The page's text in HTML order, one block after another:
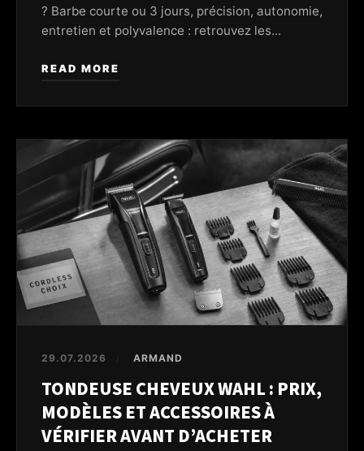
? Barbe courte ou 3 jours, précision, autonomie,
entretien et polyvalence : retrouvez les...
READ MORE
29.07.2026 ARMAND
TONDEUSE CHEVEUX WAHL : PRIX,
MODÈLES ET ACCESSOIRES À
VÉRIFIER AVANT D’ACHETER